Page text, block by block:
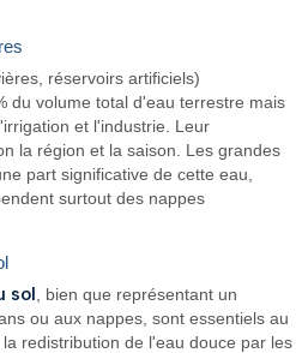
réservoirs artificiels)
du volume total d'eau terrestre mais
et l'industrie. Leur
la région et la saison. Les grandes
part significative de cette eau,
surtout des nappes
sol , bien que représentant un
ou aux nappes, sont essentiels au
redistribution de l'eau douce par les